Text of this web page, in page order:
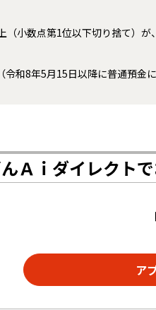
小数点第1位以下切り捨て）
和8年5月15日以降に普通預
Ａｉダイレクト
ア